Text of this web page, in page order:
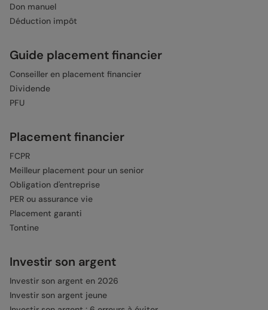
Don manuel
Déduction impôt
Guide placement financier
Conseiller en placement financier
Dividende
PFU
Placement financier
FCPR
Meilleur placement pour un senior
Obligation d'entreprise
PER ou assurance vie
Placement garanti
Tontine
Investir son argent
Investir son argent en 2026
Investir son argent jeune